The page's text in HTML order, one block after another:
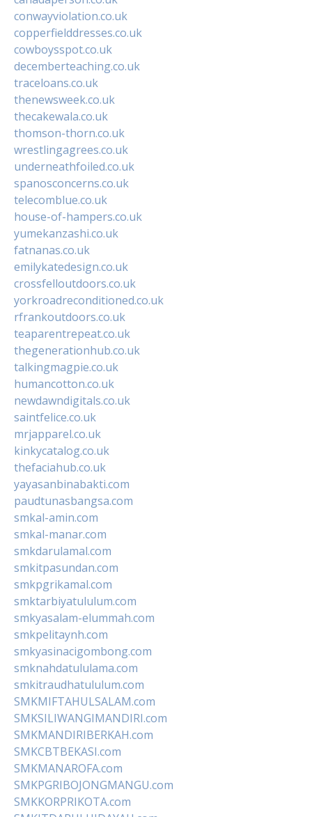
conwayviolation.co.uk
copperfielddresses.co.uk
cowboysspot.co.uk
decemberteaching.co.uk
traceloans.co.uk
thenewsweek.co.uk
thecakewala.co.uk
thomson-thorn.co.uk
wrestlingagrees.co.uk
underneathfoiled.co.uk
spanosconcerns.co.uk
telecomblue.co.uk
house-of-hampers.co.uk
yumekanzashi.co.uk
fatnanas.co.uk
emilykatedesign.co.uk
crossfelloutdoors.co.uk
yorkroadreconditioned.co.uk
rfrankoutdoors.co.uk
teaparentrepeat.co.uk
thegenerationhub.co.uk
talkingmagpie.co.uk
humancotton.co.uk
newdawndigitals.co.uk
saintfelice.co.uk
mrjapparel.co.uk
kinkycatalog.co.uk
thefaciahub.co.uk
yayasanbinabakti.com
paudtunasbangsa.com
smkal-amin.com
smkal-manar.com
smkdarulamal.com
smkitpasundan.com
smkpgrikamal.com
smktarbiyatululum.com
smkyasalam-elummah.com
smkpelitaynh.com
smkyasinacigombong.com
smknahdatululama.com
smkitraudhatululum.com
SMKMIFTAHULSALAM.com
SMKSILIWANGIMANDIRI.com
SMKMANDIRIBERKAH.com
SMKCBTBEKASI.com
SMKMANAROFA.com
SMKPGRIBOJONGMANGU.com
SMKKORPRIKOTA.com